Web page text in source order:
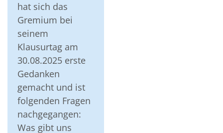
hat sich das
Gremium bei
seinem
Klausurtag am
30.08.2025 erste
Gedanken
gemacht und ist
folgenden Fragen
nachgegangen:
Was gibt uns